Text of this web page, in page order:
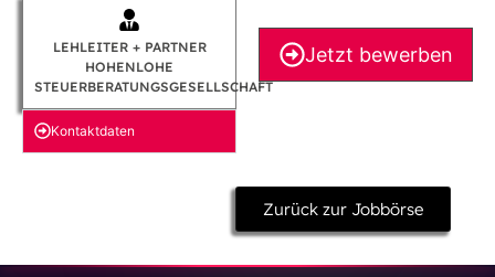
LEHLEITER + PARTNER
HOHENLOHE
STEUERBERATUNGSGESELLSCHAFT
Kontakt­daten
Jetzt bewerben
Zurück zur Jobbörse